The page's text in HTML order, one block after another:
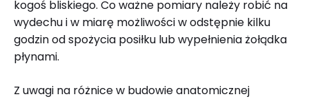
kogoś bliskiego. Co ważne pomiary należy robić na
wydechu i w miarę możliwości w odstępnie kilku
godzin od spożycia posiłku lub wypełnienia żołądka
płynami.
Z uwagi na różnice w budowie anatomicznej